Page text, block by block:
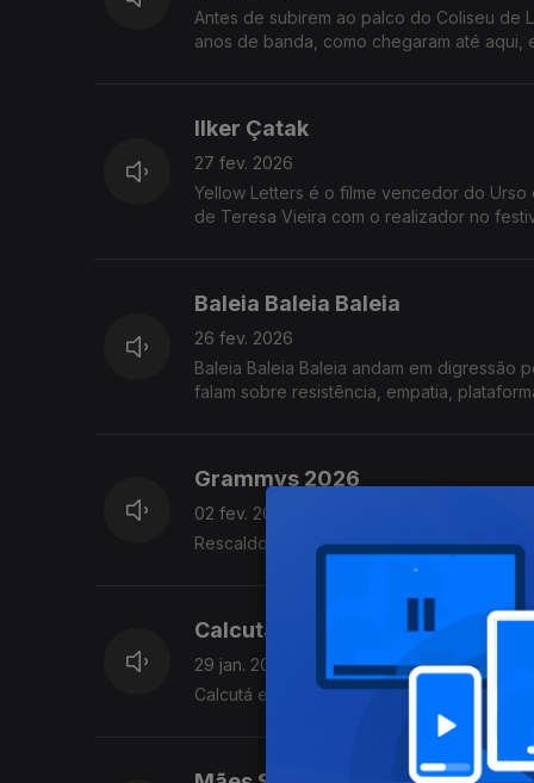
Antes de subirem ao palco do Coliseu de
anos de banda, como chegaram até
Ilker Çatak
27 fev. 2026
Yellow Letters é o filme vencedor do Urso
de Teresa Vieira com o realizador no
Baleia Baleia Baleia
26 fev. 2026
Baleia Baleia Baleia andam em digressão
falam sobre resistência, empatia,
Grammys 2026
02 fev. 2026
Rescaldo da 68ª. edição dos prémios
Calcutá
29 jan. 2026
Calcutá em entrevista sobre o álbum de